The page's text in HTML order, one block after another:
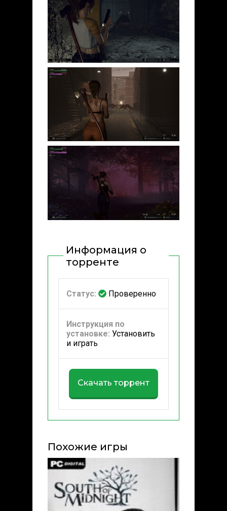
Информация о
торренте
Статус: Проверенно
Инструкция по
установке: Установить
и играть
Скачать торрент
Похожие игры